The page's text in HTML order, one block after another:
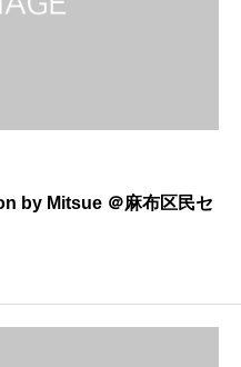
by Mitsue ＠麻布区民セ